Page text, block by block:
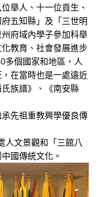
舉人、十一位貢生、
五知縣」及「三世明
府域內學子參加科舉
教育、社會發展進步
多個國家和地區，人
在當時也是一處遠近
族譜》、《南安縣
先祖重教興學優良傳
人文景觀和「三館八
國傳統文化。